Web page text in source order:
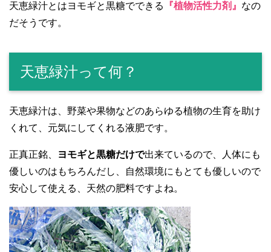
天恵緑汁とはヨモギと黒糖でできる 『植物活性力剤』 なの
だそうです。
天恵緑汁って何？
天恵緑汁は、野菜や果物などのあらゆる植物の生育を助け
くれて、元気にしてくれる液肥です。
正真正銘、 ヨモギと黒糖だけで出来ているので、人体にも
優しいのはもちろんだし、自然環境にもとても優しいので
安心して使える、天然の肥料ですよね。